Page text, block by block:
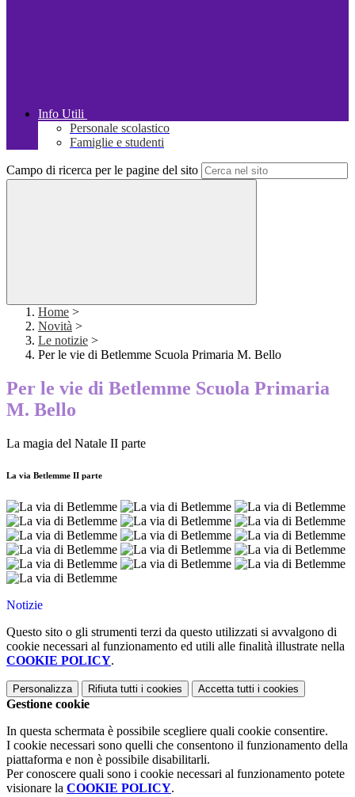
Info Utili
Personale scolastico
Famiglie e studenti
Campo di ricerca per le pagine del sito
Home >
Novità >
Le notizie >
Per le vie di Betlemme Scuola Primaria M. Bello
Per le vie di Betlemme Scuola Primaria
M. Bello
La magia del Natale II parte
La via Betlemme II parte
Notizie
Questo sito o gli strumenti terzi da questo utilizzati si avvalgono di
cookie necessari al funzionamento ed utili alle finalità illustrate nella
COOKIE POLICY.
Personalizza Rifiuta tutti i cookies Accetta tutti i cookies
Gestione cookie
In questa schermata è possibile scegliere quali cookie consentire.
I cookie necessari sono quelli che consentono il funzionamento della
piattaforma e non è possibile disabilitarli.
Per conoscere quali sono i cookie necessari al funzionamento potete
visionare la COOKIE POLICY.